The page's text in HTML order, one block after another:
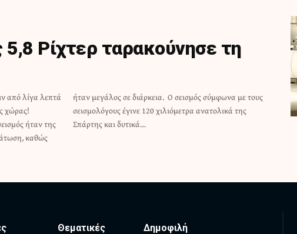
5,8 Ρίχτερ ταρακούνησε τη
από λίγα λεπτά
χώρας!
ήταν της
καθώς
με τους
της
Σπάρτης και δυτικά…
Θεματικές Δημοφιλή